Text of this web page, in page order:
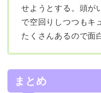
せようとする。頭が
で空回りしつつもキ
たくさんあるので面
まとめ